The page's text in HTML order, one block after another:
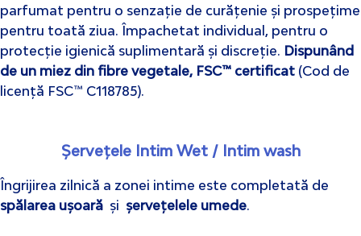
parfumat pentru o senzație de curățenie și prospețime
pentru toată ziua. Împachetat individual, pentru o
protecție igienică suplimentară și discreție. Dispunând
de un miez din fibre vegetale, FSC™ certificat (Cod de
licență FSC™ C118785).
Șervețele Intim Wet/ Intim wash
Îngrijirea zilnică a zonei intime este completată de
spălarea ușoară și șervețelele umede.